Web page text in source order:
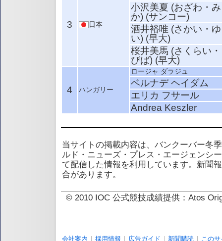
3 日本
小沢美夏 (おざわ・み
か) (サンコー)
酒井裕唯 (さかい・ゆ
い) (早大)
桜井美馬 (さくらい・
びば) (早大)
4 ハンガリー
ロージャ ダラジュ
ベルナデ ヘイダム
エリカ フサール
Andrea Keszler
当サイトの掲載内容は、バンクーバー冬
ルド・ニューズ・プレス・エージェンシ
て配信した情報を利用しています。新聞
合があります。
© 2010 IOC 公式競技成績提供：Atos
会社案内 採用情報 広告ガイド 新聞購読 この